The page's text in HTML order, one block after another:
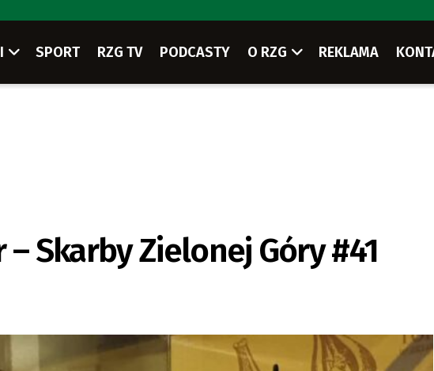
SPORT RZG TV PODCASTY O RZG REKLAMA
Skarby Zielonej Góry #41